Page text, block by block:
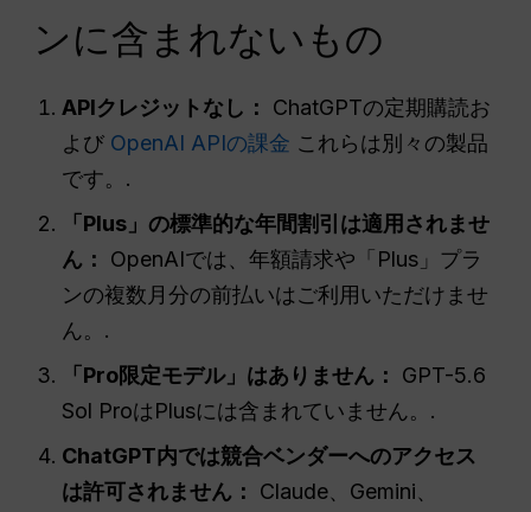
ンに含まれないもの
APIクレジットなし：
ChatGPTの定期購読お
よび OpenAI APIの課金 これらは別々の製品
です。.
「Plus」の標準的な年間割引は適用されませ
ん：
OpenAIでは、年額請求や「Plus」プラ
ンの複数月分の前払いはご利用いただけませ
ん。.
「Pro限定モデル」はありません：
GPT-5.6
Sol ProはPlusには含まれていません。.
ChatGPT内では競合ベンダーへのアクセス
は許可されません：
Claude、Gemini、